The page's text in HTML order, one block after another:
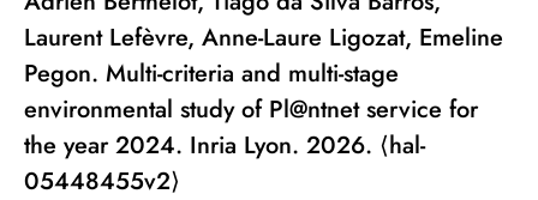
Laurent Lefèvre, Anne-Laure Ligozat, Emeline
Pegon. Multi-criteria and multi-stage
environmental study of Pl@ntnet service for
the year 2024. Inria Lyon. 2026. ⟨hal-
05448455v2⟩